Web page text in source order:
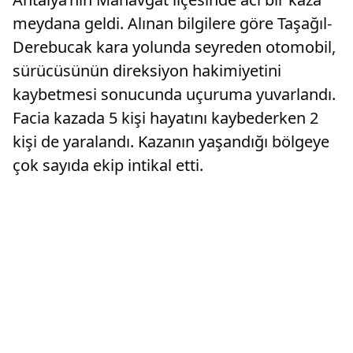
meydana geldi. Alınan bilgilere göre Taşağıl-
Derebucak kara yolunda seyreden otomobil,
sürücüsünün direksiyon hakimiyetini
kaybetmesi sonucunda uçuruma yuvarlandı.
Facia kazada 5 kişi hayatını kaybederken 2
kişi de yaralandı. Kazanın yaşandığı bölgeye
çok sayıda ekip intikal etti.